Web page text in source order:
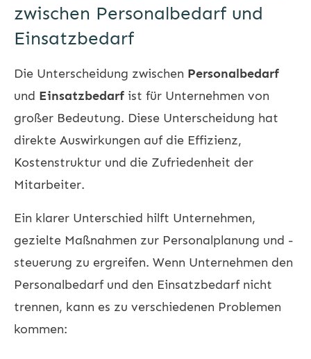
zwischen Personalbedarf und
Einsatzbedarf
Die Unterscheidung zwischen Personalbedarf
und Einsatzbedarf ist für Unternehmen von
großer Bedeutung. Diese Unterscheidung hat
direkte Auswirkungen auf die Effizienz,
Kostenstruktur und die Zufriedenheit der
Mitarbeiter.
Ein klarer Unterschied hilft Unternehmen,
gezielte Maßnahmen zur Personalplanung und -
steuerung zu ergreifen. Wenn Unternehmen den
Personalbedarf und den Einsatzbedarf nicht
trennen, kann es zu verschiedenen Problemen
kommen: